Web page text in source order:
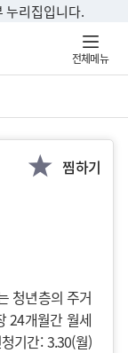
누리집입니다.
전체메뉴
찜하기
청년층의 주거
24개월간 월세
기간: 3.30(월)